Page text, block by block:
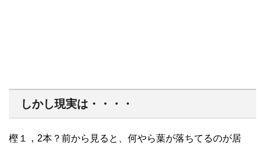
しかし現実は・・・・
樫１，2本？前から見ると、何やら葉が落ちてるのが居